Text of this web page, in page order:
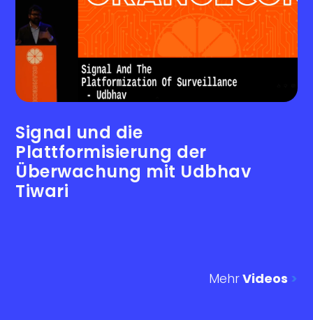
Signal und die
Plattformisierung der
Überwachung mit Udbhav
Tiwari
MehrVideos >